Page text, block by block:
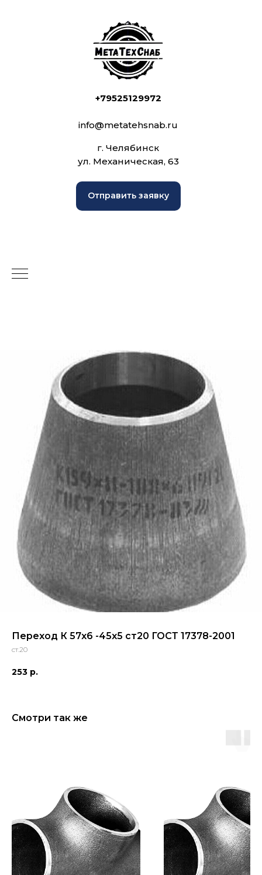
+79525129972
info@metatehsnab.ru
г. Челябинск
ул. Механическая, 63
Отправить заявку
Переход К 57x6 -45x5 ст20 ГОСТ 17378-2001
ст.20
253 р.
Смотри так же